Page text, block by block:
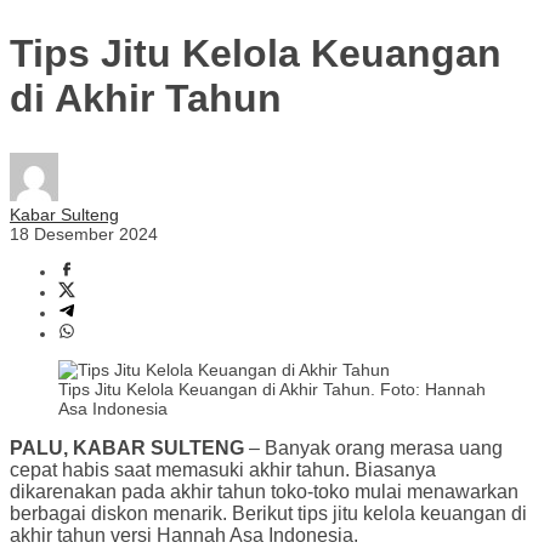
Tips Jitu Kelola Keuangan
di Akhir Tahun
Kabar Sulteng
18 Desember 2024
Tips Jitu Kelola Keuangan di Akhir Tahun. Foto: Hannah
Asa Indonesia
PALU, KABAR SULTENG – Banyak orang merasa uang
cepat habis saat memasuki akhir tahun. Biasanya
dikarenakan pada akhir tahun toko-toko mulai menawarkan
berbagai diskon menarik. Berikut tips jitu kelola keuangan di
akhir tahun versi Hannah Asa Indonesia.